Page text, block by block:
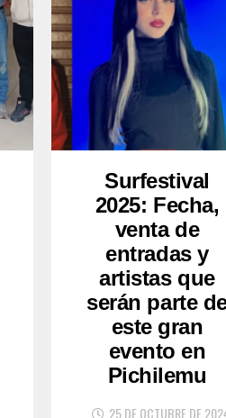
Surfestival
2025: Fecha,
venta de
entradas y
artistas que
serán parte
este gran
evento en
Pichilemu
25 DE OCTUBRE DE